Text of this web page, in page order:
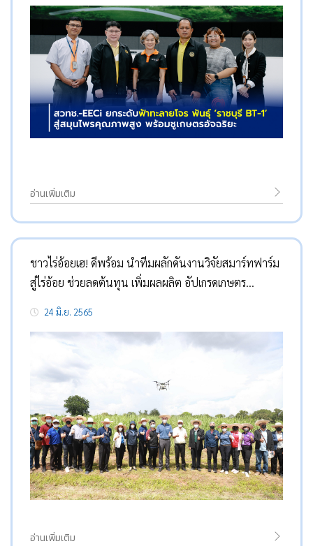
อ่านเพิ่มเติม
ชาวไร่อ้อยเฮ! ดีพร้อม นำทีมผลักดันงานวิจัยสมาร์ทฟาร์ม
สู่ไร่อ้อย ช่วยลดต้นทุน เพิ่มผลผลิต อัปเกรดเกษตร
24 มิ.ย. 2565
อ่านเพิ่มเติม